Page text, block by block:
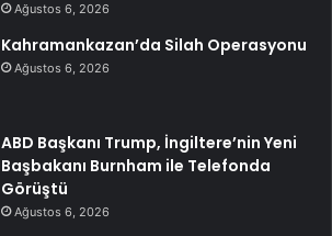
Ağustos 6, 2026
Kahramankazan’da Silah Operasyonu
Ağustos 6, 2026
ABD Başkanı Trump, İngiltere’nin Yeni
Başbakanı Burnham ile Telefonda
Görüştü
Ağustos 6, 2026